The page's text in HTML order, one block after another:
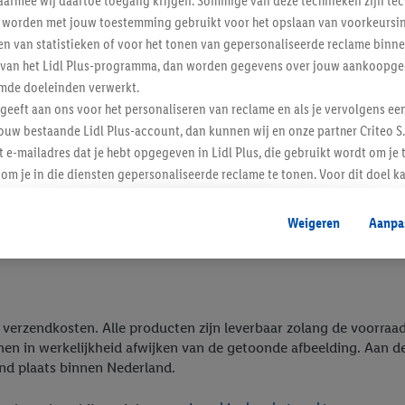
hem
lupilu®
Mode voor baby's en
Alle producten zijn leverbaar zolang de
in werkelijkheid afwijken van de getoonde afbeelding. Aan
plaats binnen Nederland.
met jouw toestemming gebruikt voor het opslaan van
van statistieken of voor het tonen van gepersonaliseerde reclame
het Lidl Plus-programma, dan worden gegevens over jouw
doeleinden verwerkt.
aan ons voor het personaliseren van reclame en als je vervolgens
bestaande Lidl Plus-account, dan kunnen wij en onze partner Criteo
mailadres dat je hebt opgegeven in Lidl Plus, die gebruikt wordt om je
je in die diensten gepersonaliseerde reclame te tonen. Voor dit doel
geeft, dan kunnen retargeting advertenties worden weergegeven
(bijvoorbeeld door het product in een winkelmandje van een
andere identifiers of met identifiers waarover Criteo S.A. beschikt,
aangeven met welke cookies en vergelijkbare technieken en met welke
Weigeren